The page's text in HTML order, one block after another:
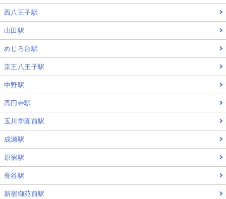
西八王子駅
山田駅
めじろ台駅
京王八王子駅
中野駅
高円寺駅
玉川学園前駅
成瀬駅
原宿駅
長谷駅
新宿御苑前駅